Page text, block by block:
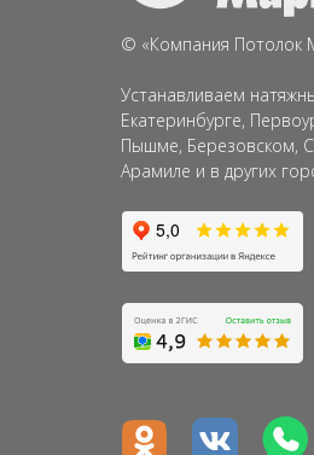
© «Компания Потолок
Устанавливаем
Екатеринбурге,
Пышме, Березовском,
Арамиле и в других